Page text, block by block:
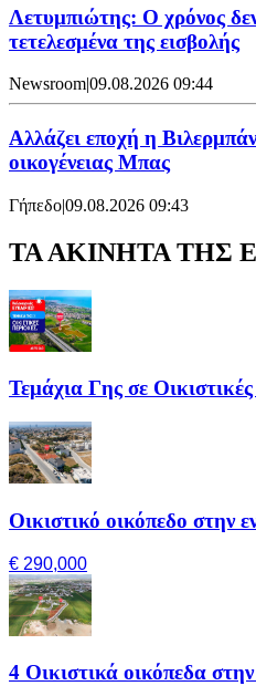
Λετυμπιώτης: Ο χρόνος
τετελεσμένα της εισβολής
Newsroom|09.08.2026 09:44
Aλλάζει εποχή η
οικογένειας Μπας
Γήπεδο|09.08.2026 09:43
ΤΑ ΑΚΙΝΗΤΑ ΤΗΣ
Τεμάχια Γης σε
Οικιστικό οικόπεδο στην
€ 290,000
4 Οικιστικά οικόπεδα